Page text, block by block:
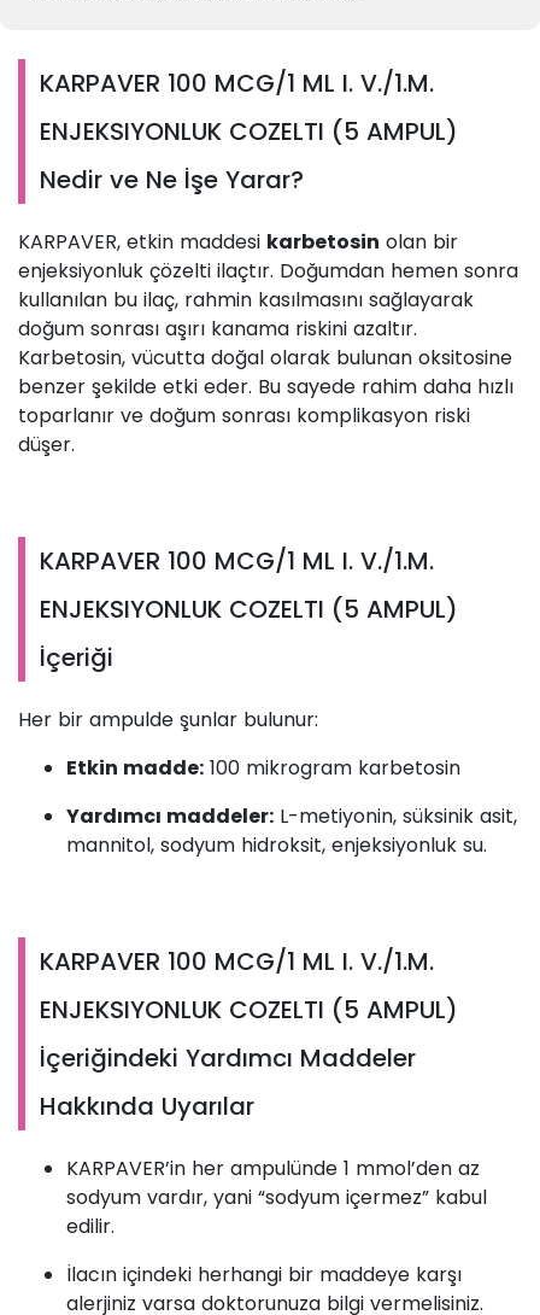
KARPAVER 100 MCG/1 ML I. V./1.M.
ENJEKSIYONLUK COZELTI (5 AMPUL)
Nedir ve Ne İşe Yarar?
KARPAVER, etkin maddesi karbetosin olan bir
enjeksiyonluk çözelti ilaçtır. Doğumdan hemen sonra
kullanılan bu ilaç, rahmin kasılmasını sağlayarak
doğum sonrası aşırı kanama riskini azaltır.
Karbetosin, vücutta doğal olarak bulunan oksitosine
benzer şekilde etki eder. Bu sayede rahim daha hızlı
toparlanır ve doğum sonrası komplikasyon riski
düşer.
KARPAVER 100 MCG/1 ML I. V./1.M.
ENJEKSIYONLUK COZELTI (5 AMPUL)
İçeriği
Her bir ampulde şunlar bulunur:
Etkin madde: 100 mikrogram karbetosin
Yardımcı maddeler: L-metiyonin, süksinik asit,
mannitol, sodyum hidroksit, enjeksiyonluk su.
KARPAVER 100 MCG/1 ML I. V./1.M.
ENJEKSIYONLUK COZELTI (5 AMPUL)
İçeriğindeki Yardımcı Maddeler
Hakkında Uyarılar
KARPAVER’in her ampulünde 1 mmol’den az
sodyum vardır, yani “sodyum içermez” kabul
edilir.
İlacın içindeki herhangi bir maddeye karşı
alerjiniz varsa doktorunuza bilgi vermelisiniz.